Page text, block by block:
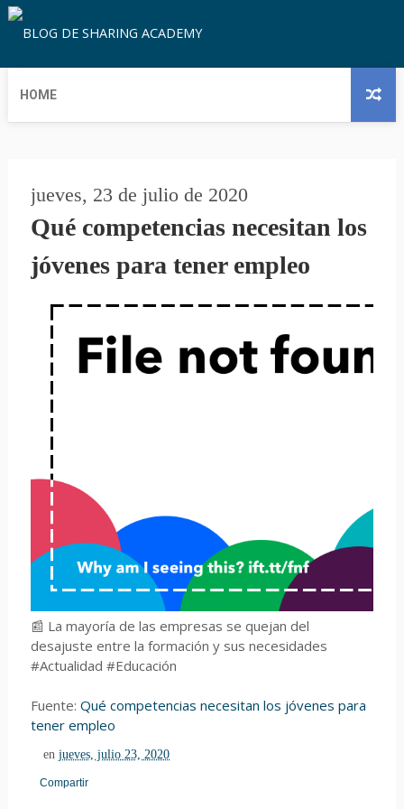
HOME
jueves, 23 de julio de 2020
Qué competencias necesitan los
jóvenes para tener empleo
📰 La mayoría de las empresas se quejan del
desajuste entre la formación y sus necesidades
#Actualidad #Educación
Fuente: Qué competencias necesitan los jóvenes para
tener empleo
enjueves, julio 23, 2020
Compartir